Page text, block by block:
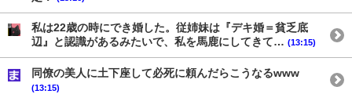
私は22歳の時にでき婚した。従姉妹は『デキ婚＝貧乏底
辺』と認識があるみたいで、私を馬鹿にしてきて… (13:15)
同僚の美人に土下座して必死に頼んだらこうなるwww
(13:15)